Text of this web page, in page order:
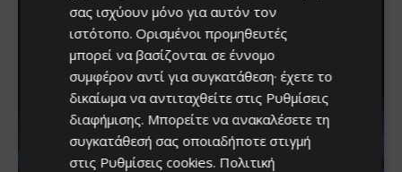
σας ισχύουν μόνο για αυτόν τον
ιστότοπο. Ορισμένοι προμηθευτές
μπορεί να βασίζονται σε έννομο
συμφέρον αντί για συγκατάθεση· έχετε το
δικαίωμα να αντιταχθείτε στις Ρυθμίσεις
διαφήμισης. Μπορείτε να ανακαλέσετε τη
συγκατάθεσή σας οποιαδήποτε στιγμή
στις Ρυθμίσεις cookies. Πολιτική